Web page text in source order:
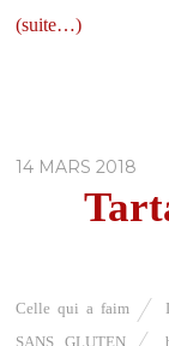
(suite…)
14 MARS 2018
Celle qui a faim
SANS GLUTEN